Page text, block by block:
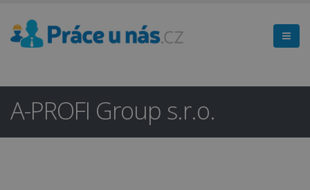
A-PROFI Group s.r.o.